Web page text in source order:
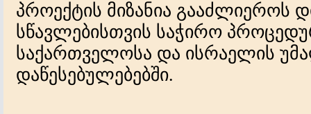
პროექტის მიზანია გააძლიეროს
სწავლებისთვის საჭირო
საქართველოსა და ისრაელის
დაწესებულებებში.